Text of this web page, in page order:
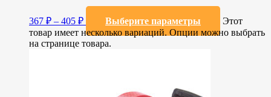
367 ₽ – 405 ₽ Выберите параметры
Этот
товар имеет несколько вариаций. Опции можно выбрать
на странице товара.